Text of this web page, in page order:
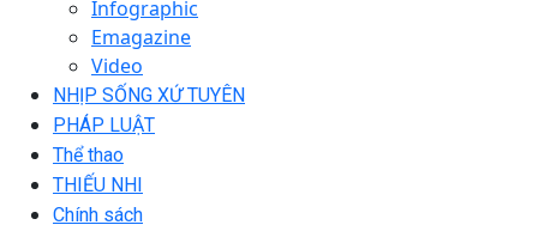
Infographic
Emagazine
Video
NHỊP SỐNG XỨ TUYÊN
PHÁP LUẬT
Thể thao
THIẾU NHI
Chính sách